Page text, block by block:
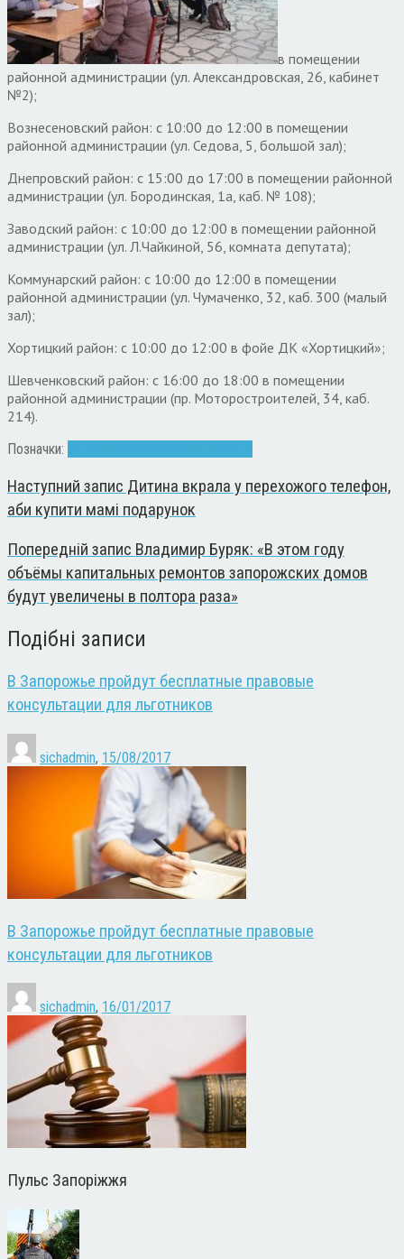
в помещении
районной администрации (ул. Александровская, 26, кабинет
№2);
Вознесеновский район: с 10:00 до 12:00 в помещении
районной администрации (ул. Седова, 5, большой зал);
Днепровский район: с 15:00 до 17:00 в помещении районной
администрации (ул. Бородинская, 1а, каб. № 108);
Заводский район: с 10:00 до 12:00 в помещении районной
администрации (ул. Л.Чайкиной, 56, комната депутата);
Коммунарский район: с 10:00 до 12:00 в помещении
районной администрации (ул. Чумаченко, 32, каб. 300 (малый
зал);
Хортицкий район: с 10:00 до 12:00 в фойе ДК «Хортицкий»;
Шевченковский район: с 16:00 до 18:00 в помещении
районной администрации (пр. Моторостроителей, 34, каб.
214).
Позначки:
Наступний запис Дитина вкрала у перехожого телефон,
аби купити мамі подарунок
Попередній запис Владимир Буряк: «В этом году
объёмы капитальных ремонтов запорожских домов
будут увеличены в полтора раза»
Подібні записи
В Запорожье пройдут бесплатные правовые
консультации для льготников
sichadmin, 15/08/2017
В Запорожье пройдут бесплатные правовые
консультации для льготников
sichadmin, 16/01/2017
Пульс Запоріжжя